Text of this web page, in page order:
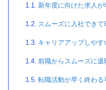
新年度に向けた求人が
スムーズに入社でき
キャリアアップしやす
前職からスムーズに退
転職活動が早く終わる